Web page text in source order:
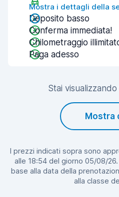
Mostra i dettagli della
Deposito basso
Conferma immediata!
Chilometraggio
Paga adesso
Stai
Mostra
I prezzi indicati sopra sono
alle 18:54 del giorno 05/08/
base alla data della
alla classe